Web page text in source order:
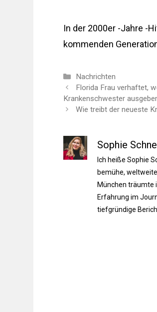
In der 2000er -Jahre -
kommenden
Kategorien
Nachrichten
Florida Frau verhaftet,
Krankenschwester
Wie treibt der neueste
Sophie
Ich heiße Sophie
bemühe,
München träumte
Erfahrung im
tiefgründige